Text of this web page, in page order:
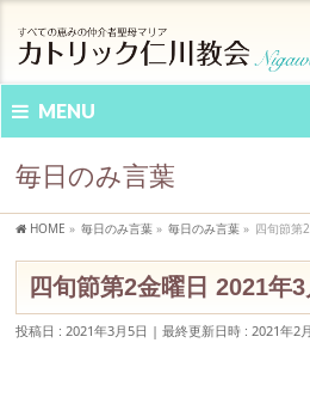
MENU
毎日のみ言葉
HOME » 毎日のみ言葉 » 毎日のみ言葉 » 四旬節第
四旬節第2金曜日 2021年
投稿日 : 2021年3月5日 最終更新日時 : 2021年2